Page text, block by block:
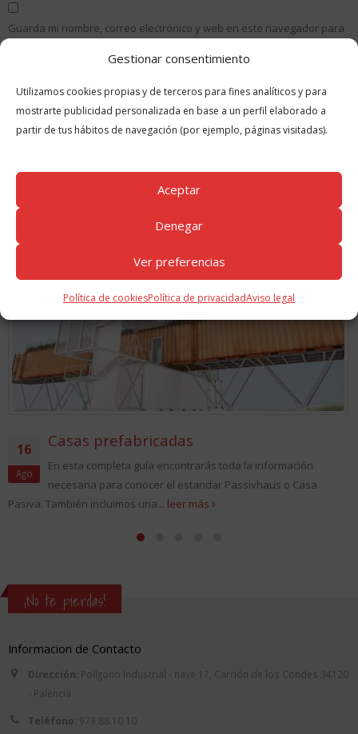
Gestionar consentimiento
Utilizamos cookies propias y de terceros para fines analíticos y para
mostrarte publicidad personalizada en base a un perfil elaborado a
partir de tus hábitos de navegación (por ejemplo, páginas visitadas).
Aceptar
Denegar
Ver preferencias
Política de cookiesPolítica de privacidadAviso legal
Guarda mi nombre, correo electrónico y web en este navegador para
GUÍAS
16
Ago
Casas prefabricadas
En esta completa guía encontrarás toda la información
necesaria para conocer el estandar Passivhaus o Casa
Pasiva. También incluimos una... leer más
¡No te pierdas!
Informacion de Contacto
Dirección: Polígono Industrial - nave 17, Carrión de los Condes 34120
- Palencia
Teléfono: 979 88 10 10